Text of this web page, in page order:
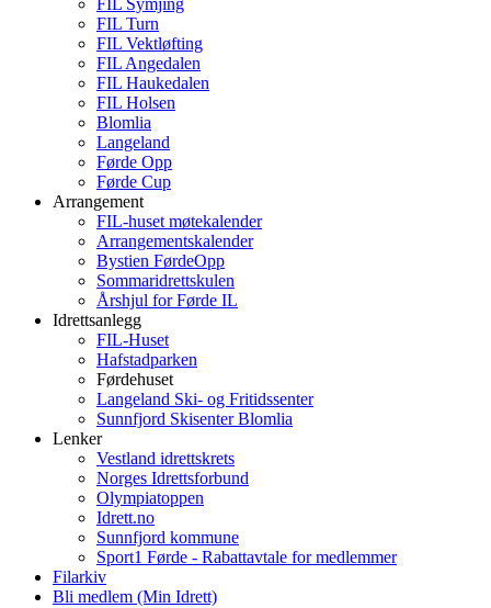
FIL Symjing
FIL Turn
FIL Vektløfting
FIL Angedalen
FIL Haukedalen
FIL Holsen
Blomlia
Langeland
Førde Opp
Førde Cup
Arrangement
FIL-huset møtekalender
Arrangementskalender
Bystien FørdeOpp
Sommaridrettskulen
Årshjul for Førde IL
Idrettsanlegg
FIL-Huset
Hafstadparken
Førdehuset
Langeland Ski- og Fritidssenter
Sunnfjord Skisenter Blomlia
Lenker
Vestland idrettskrets
Norges Idrettsforbund
Olympiatoppen
Idrett.no
Sunnfjord kommune
Sport1 Førde - Rabattavtale for medlemmer
Filarkiv
Bli medlem (Min Idrett)